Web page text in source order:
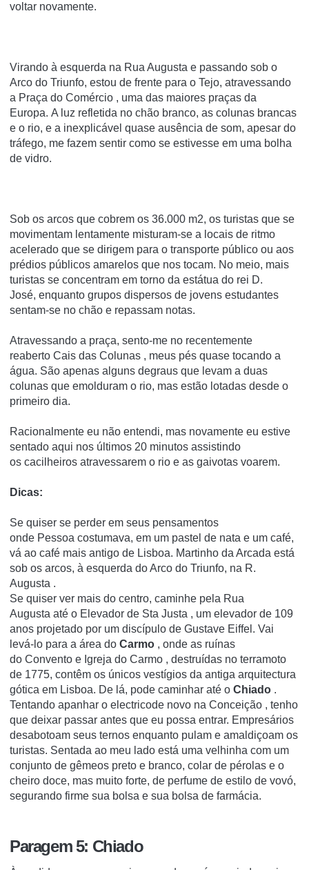
voltar novamente.
Virando à esquerda na Rua Augusta e passando sob o
Arco do Triunfo, estou de frente para o Tejo, atravessando
a Praça do Comércio , uma das maiores praças da
Europa. A luz refletida no chão branco, as colunas brancas
e o rio, e a inexplicável quase ausência de som, apesar do
tráfego, me fazem sentir como se estivesse em uma bolha
de vidro.
Sob os arcos que cobrem os 36.000 m2, os turistas que se
movimentam lentamente misturam-se a locais de ritmo
acelerado que se dirigem para o transporte público ou aos
prédios públicos amarelos que nos tocam. No meio, mais
turistas se concentram em torno da estátua do rei D.
José, enquanto grupos dispersos de jovens estudantes
sentam-se no chão e repassam notas.
Atravessando a praça, sento-me no recentemente
reaberto Cais das Colunas , meus pés quase tocando a
água. São apenas alguns degraus que levam a duas
colunas que emolduram o rio, mas estão lotadas desde o
primeiro dia.
Racionalmente eu não entendi, mas novamente eu estive
sentado aqui nos últimos 20 minutos assistindo
os cacilheiros atravessarem o rio e as gaivotas voarem.
Dicas:
Se quiser se perder em seus pensamentos
onde Pessoa costumava, em um pastel de nata e um café,
vá ao café mais antigo de Lisboa. Martinho da Arcada está
sob os arcos, à esquerda do Arco do Triunfo, na R.
Augusta .
Se quiser ver mais do centro, caminhe pela Rua
Augusta até o Elevador de Sta Justa , um elevador de 109
anos projetado por um discípulo de Gustave Eiffel. Vai
levá-lo para a área do Carmo , onde as ruínas
do Convento e Igreja do Carmo , destruídas no terramoto
de 1775, contêm os únicos vestígios da antiga arquitectura
gótica em Lisboa. De lá, pode caminhar até o Chiado .
Tentando apanhar o electricode novo na Conceição , tenho
que deixar passar antes que eu possa entrar. Empresários
desabotoam seus ternos enquanto pulam e amaldiçoam os
turistas. Sentada ao meu lado está uma velhinha com um
conjunto de gêmeos preto e branco, colar de pérolas e o
cheiro doce, mas muito forte, de perfume de estilo de vovó,
segurando firme sua bolsa e sua bolsa de farmácia.
Paragem 5: Chiado